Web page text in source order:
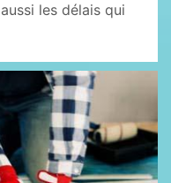
les délais qui